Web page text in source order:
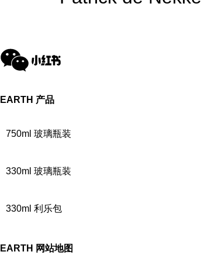
EARTH 产品
750ml 玻璃瓶装
330ml 玻璃瓶装
330ml 利乐包
EARTH 网站地图